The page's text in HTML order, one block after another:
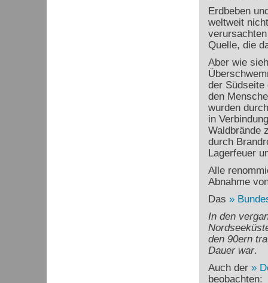
Erdbeben
weltweit
Quelle, die
Aber wie
der Südseite
den
wurden
in
Waldbrände
durch
Lagerfeuer
Alle
Abnahme
Das
In den
den 90ern
Dauer war.
Auch der
beobachten: